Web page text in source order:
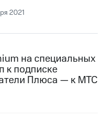
2021
на специальных
к подписке
Плюса — к МТС